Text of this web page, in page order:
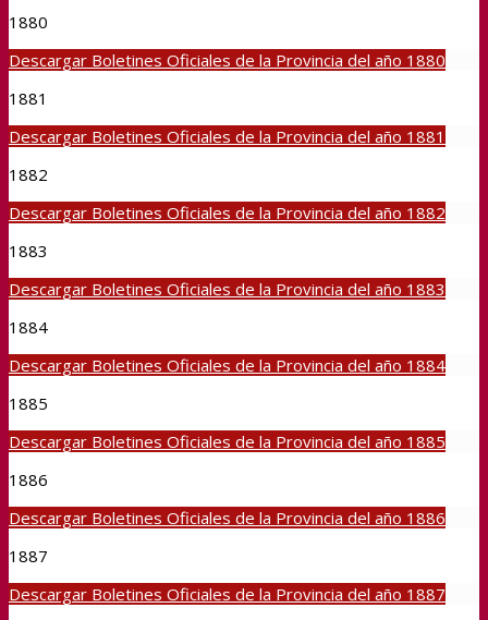
1880
Descargar Boletines Oficiales de la Provincia del año 1880
1881
Descargar Boletines Oficiales de la Provincia del año 1881
1882
Descargar Boletines Oficiales de la Provincia del año 1882
1883
Descargar Boletines Oficiales de la Provincia del año 1883
1884
Descargar Boletines Oficiales de la Provincia del año 1884
1885
Descargar Boletines Oficiales de la Provincia del año 1885
1886
Descargar Boletines Oficiales de la Provincia del año 1886
1887
Descargar Boletines Oficiales de la Provincia del año 1887